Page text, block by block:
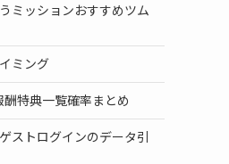
ミッションおすすめツム
ミング
特典一覧確率まとめ
ストログインのデータ引